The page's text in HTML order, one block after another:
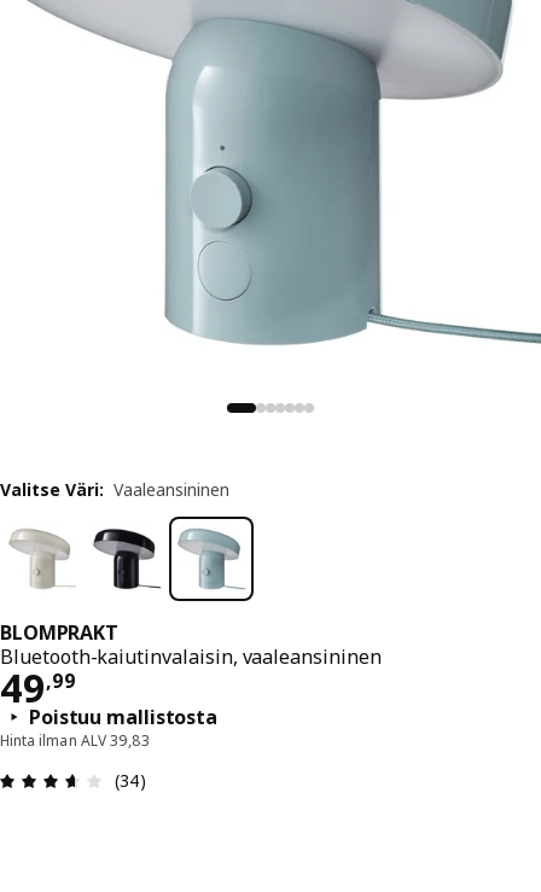
BLOMPRAKT
Bluetooth-kaiutinvalaisin, vaaleansininen
49,99
Hinta 49,99
Poistuu mallistosta
Hinta ilman ALV 39,83
: 3.6 / 5 tähteä. Arvostelut yhteensä: 34
(34)
Valitse Väri: Vaaleansininen